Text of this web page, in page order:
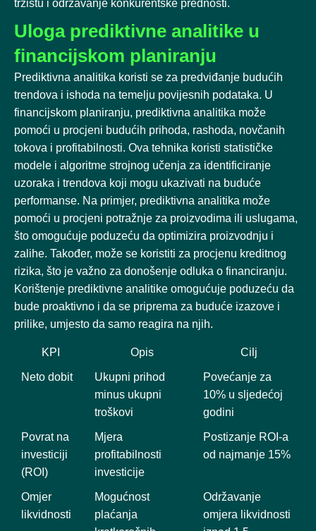
tržištu i održavanje konkurentske prednosti.
Uloga prediktivne analitike u
financijskom planiranju
Prediktivna analitika koristi se za predviđanje budućih
trendova i ishoda na temelju povijesnih podataka. U
financijskom planiranju, prediktivna analitika može
pomoći u procjeni budućih prihoda, rashoda, novčanih
tokova i profitabilnosti. Ova tehnika koristi statističke
modele i algoritme strojnog učenja za identificiranje
uzoraka i trendova koji mogu ukazivati na buduće
performanse. Na primjer, prediktivna analitika može
pomoći u procjeni potražnje za proizvodima ili uslugama,
što omogućuje poduzeću da optimizira proizvodnju i
zalihe. Također, može se koristiti za procjenu kreditnog
rizika, što je važno za donošenje odluka o financiranju.
Korištenje prediktivne analitike omogućuje poduzeću da
bude proaktivno i da se priprema za buduće izazove i
prilike, umjesto da samo reagira na njih.
KPI Opis Cilj
Neto dobit
Ukupni prihod
minus ukupni
troškovi
Povećanje za
10% u sljedećoj
godini
Povrat na
investiciji
(ROI)
Mjera
profitabilnosti
investicije
Postizanje ROI-a
od najmanje 15%
Omjer
likvidnosti
Mogućnost
plaćanja
Održavanje
omjera likvidnosti